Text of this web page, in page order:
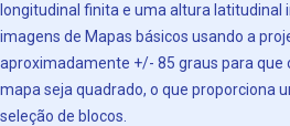
longitudinal finita e uma altura latitudinal
imagens de Mapas básicos usando a
aproximadamente +/- 85 graus para
mapa seja quadrado, o que proporciona
seleção de blocos.